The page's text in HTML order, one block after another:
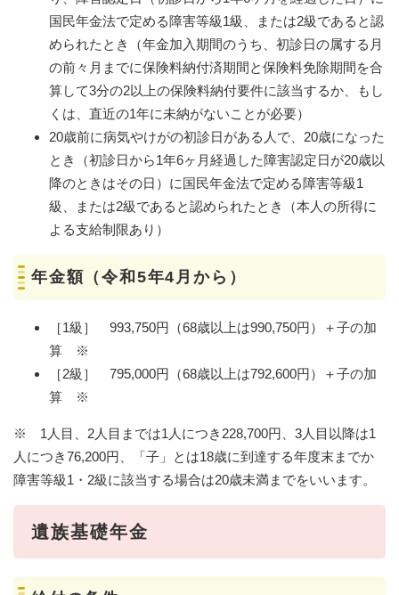
国民年金法で定める障害等級1級、または2級であると認
められたとき（年金加入期間のうち、初診日の属する月
の前々月までに保険料納付済期間と保険料免除期間を合
算して3分の2以上の保険料納付要件に該当するか、もし
くは、直近の1年に未納がないことが必要）
20歳前に病気やけがの初診日がある人で、20歳になった
とき（初診日から1年6ヶ月経過した障害認定日が20歳以
降のときはその日）に国民年金法で定める障害等級1
級、または2級であると認められたとき（本人の所得に
よる支給制限あり）
年金額（令和5年4月から）
［1級］ 993,750円（68歳以上は990,750円）＋子の加
算 ※
［2級］ 795,000円（68歳以上は792,600円）＋子の加
算 ※
※ 1人目、2人目までは1人につき228,700円、3人目以降は1
人につき76,200円、「子」とは18歳に到達する年度末までか
障害等級1・2級に該当する場合は20歳未満までをいいます。
遺族基礎年金